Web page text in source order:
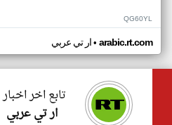
QG60YL
ار تي عربي• arabic.rt.com
تابع اخر
ار تي عربي